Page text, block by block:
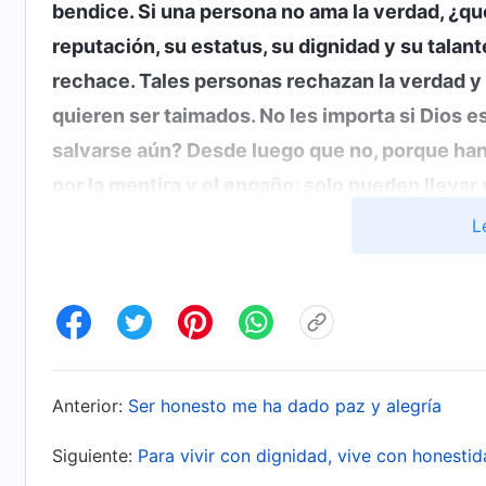
bendice. Si una persona no ama la verdad,
reputación, su estatus, su dignidad y su
rechace. Tales personas rechazan la verdad
quieren ser taimados. No les importa si Dios
salvarse aún? Desde luego que no, porque
por la mentira y el engaño; solo pueden
devanarse los sesos para protegerse día
sino, lo que es más grave, pierdes la
momento, has sacrificado la verdad y has
un remordimiento de por vida. Aquellos que
Anterior: Ser honesto me ha dado paz y alegría
Siguiente: Para vivir con dignidad, vive con